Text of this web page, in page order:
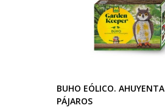
BUHO EÓLICO. AHUYENTA
PÁJAROS